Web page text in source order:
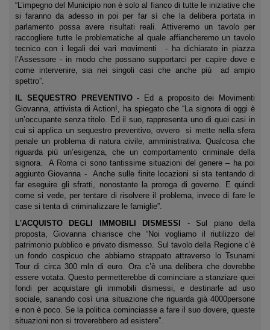
“L’impegno del Municipio non è solo al fianco di tutte le iniziative che
si faranno da adesso in poi per far sì che la delibera portata in
parlamento possa avere risultati reali. Attiveremo un tavolo per
raccogliere tutte le problematiche al quale affiancheremo un tavolo
tecnico con i legali dei vari movimenti - ha dichiarato in piazza
l’Assessore - in modo che possano supportarci per capire dove e
come intervenire, sia nei singoli casi che anche più ad ampio
spettro”.
IL SEQUESTRO PREVENTIVO- Ed a proposito dei Movimenti
Giovanna, attivista di Action!, ha spiegato che “La signora di oggi è
un’occupante senza titolo. Ed il suo, rappresenta uno di quei casi in
cui si applica un sequestro preventivo, ovvero si mette nella sfera
penale un problema di natura civile, amministrativa. Qualcosa che
riguarda più un’esigenza, che un comportamento criminale della
signora. A Roma ci sono tantissime situazioni del genere – ha poi
aggiunto Giovanna - Anche sulle finite locazioni si sta tentando di
far eseguire gli sfratti, nonostante la proroga di governo. E quindi
come si vede, per tentare di risolvere il problema, invece di fare le
case si tenta di criminalizzare le famiglie”.
L'ACQUISTO DEGLI IMMOBILI DISMESSI
- Sul piano della
proposta, Giovanna chiarisce che “Noi vogliamo il riutilizzo del
patrimonio pubblico e privato dismesso. Sul tavolo della Regione c’è
un fondo cospicuo che abbiamo strappatoattraverso lo Tsunami
Tour di circa 300 mln di euro. Ora c’è una delibera che dovrebbe
essere votata. Questo permetterebbe di cominciare a stanziare quei
fondi per acquistare gli immobili dismessi, e destinarle ad uso
sociale, sanando così una situazione che riguarda già 4000persone
e non è poco. Se la politica cominciasse a fare il suo dovere, queste
situazioni non si troverebbero ad esistere”.